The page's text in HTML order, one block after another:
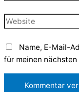
Mail-
Adresse*
Website
Name, E-Mail-
für meinen